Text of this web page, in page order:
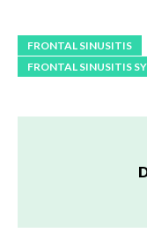
FRONTAL SINUSITIS
FRONTAL SINUSITIS